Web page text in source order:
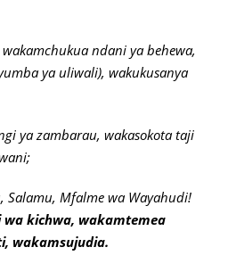
ndani ya behewa,
ya uliwali), wakukusanya
ya zambarau, wakasokota taji
Salamu, Mfalme wa Wayahudi!
wa kichwa, wakamtemea
wakamsujudia.